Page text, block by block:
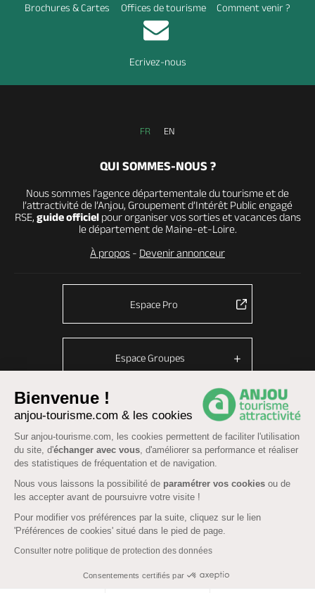
Bienvenue !
anjou-tourisme.com & les cookies
Sur anjou-tourisme.com, les cookies permettent de faciliter l'utilisation
du site, d'échanger avec vous, d'améliorer sa performance et réaliser
des statistiques de fréquentation et de navigation.
Nous vous laissons la possibilité de paramétrer vos cookies ou de
les accepter avant de poursuivre votre visite !
Pour modifier vos préférences par la suite, cliquez sur le lien
'Préférences de cookies' situé dans le pied de page.
Consulter notre politique de protection des données
Consentements certifiés par
Brochures & Cartes Offices de tourisme Comment venir ?
Ecrivez-nous
FR EN
QUI SOMMES-NOUS ?
Nous sommes l’agence départementale du tourisme et de
l’attractivité de l’Anjou, Groupement d’Intérêt Public engagé
RSE, guide officielpour organiser vos sorties et vacances dans
le département de Maine-et-Loire.
À propos - Devenir annonceur
Espace Pro
Espace Groupes
© Anjou tourisme 2026 -Plan du site-Fonctionnement du site
Mentions légales Données personnelles
CGU Réservation-Accessibilité : partiellement conforme